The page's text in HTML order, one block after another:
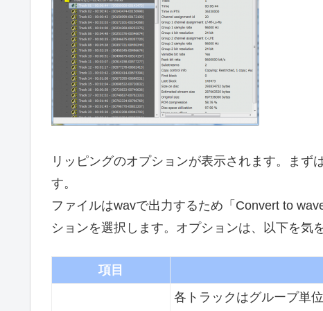
リッピングのオプションが表示されます。まず
す。
ファイルはwavで出力するため「Convert to
ションを選択します。オプションは、以下を気
項目
各トラックはグループ単